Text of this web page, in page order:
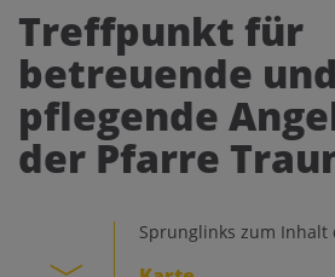
Schriftgröße
AAA
Kontrasteinstellungen
Treffpunkt für
betreuende und
pflegende
der Pfarre
Sprunglinks zum Inhalt